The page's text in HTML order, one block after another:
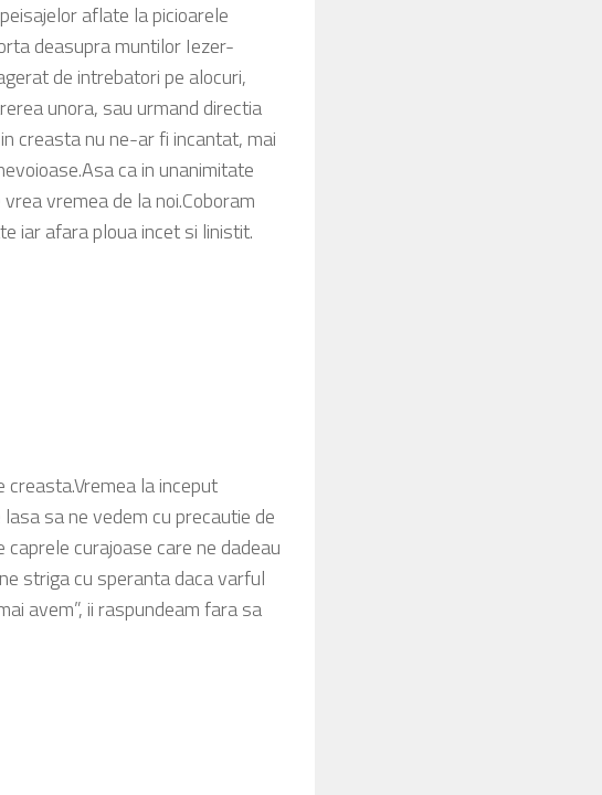
aflate la picioarele
deasupra muntilor Iezer-
de intrebatori pe alocuri,
unora, sau urmand directia
creasta nu ne-ar fi incantat, mai
ca in unanimitate
vremea de la noi.Coboram
iar afara ploua incet si linistit.
la inceput
sa ne vedem cu precautie de
curajoase care ne dadeau
striga cu speranta daca varful
avem”, ii raspundeam fara sa